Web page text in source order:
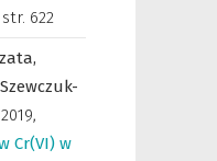
str. 622
Szewczuk-
2019,
Cr(VI) w